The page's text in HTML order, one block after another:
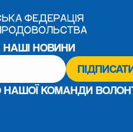
НАШІ НОВИНИ
КОМАНДИ